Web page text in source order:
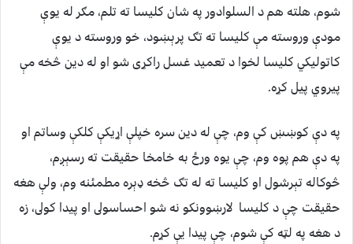
شوم، هلته هم د السلوادور په شان كليسا ته تلم، مګر له يوې
مودې وروسته مې كليسا ته تګ پرېښود، خو وروسته د يوې
كاتوليكي كليسا لخوا د تعميد غسل راكړى شو او له دين څخه مې
پيروي پيل كړه.
په دې كوښښ كې وم، چې له دين سره خپلې اړيكې كلكې وساتم او
په دې هم پوه وم، چې يوه ورځ به خامخا حقيقت ته رسېږم،
څوكاله تېرشول او كليسا ته له تګ څخه ډېره مطمئنه وم، ولې هغه
حقيقت چې د كليسا لارښوونكو نه شو احساسولى او پيدا كولى، زه
د هغه په لټه كې شوم، چې پيدا يې كړم.